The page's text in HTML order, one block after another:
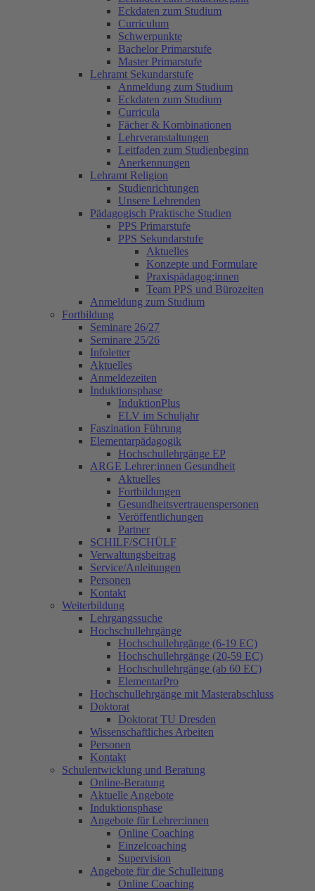
Eckdaten zum Studium
Curriculum
Schwerpunkte
Bachelor Primarstufe
Master Primarstufe
Lehramt Sekundarstufe
Anmeldung zum Studium
Eckdaten zum Studium
Curricula
Fächer & Kombinationen
Lehrveranstaltungen
Leitfaden zum Studienbeginn
Anerkennungen
Lehramt Religion
Studienrichtungen
Unsere Lehrenden
Pädagogisch Praktische Studien
PPS Primarstufe
PPS Sekundarstufe
Aktuelles
Konzepte und Formulare
Praxispädagog:innen
Team PPS und Bürozeiten
Anmeldung zum Studium
Fortbildung
Seminare 26/27
Seminare 25/26
Infoletter
Aktuelles
Anmeldezeiten
Induktionsphase
InduktionPlus
ELV im Schuljahr
Faszination Führung
Elementarpädagogik
Hochschullehrgänge EP
ARGE Lehrer:innen Gesundheit
Aktuelles
Fortbildungen
Gesundheitsvertrauenspersonen
Veröffentlichungen
Partner
SCHILF/SCHÜLF
Verwaltungsbeitrag
Service/Anleitungen
Personen
Kontakt
Weiterbildung
Lehrgangssuche
Hochschullehrgänge
Hochschullehrgänge (6-19 EC)
Hochschullehrgänge (20-59 EC)
Hochschullehrgänge (ab 60 EC)
ElementarPro
Hochschullehrgänge mit Masterabschluss
Doktorat
Doktorat TU Dresden
Wissenschaftliches Arbeiten
Personen
Kontakt
Schulentwicklung und Beratung
Online-Beratung
Aktuelle Angebote
Induktionsphase
Angebote für Lehrer:innen
Online Coaching
Einzelcoaching
Supervision
Angebote für die Schulleitung
Online Coaching